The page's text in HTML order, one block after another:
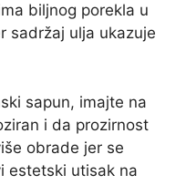
biljnog porekla u
sadržaj ulja ukazuje
sapun, imajte na
i da prozirnost
obrade jer se
estetski utisak na